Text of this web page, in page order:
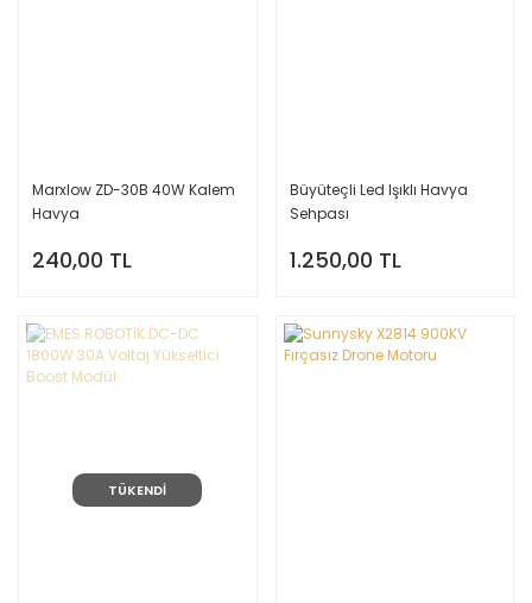
Marxlow ZD-30B 40W Kalem
Havya
240,00 TL
Büyüteçli Led Işıklı Havya
Sehpası
1.250,00 TL
TÜKENDİ